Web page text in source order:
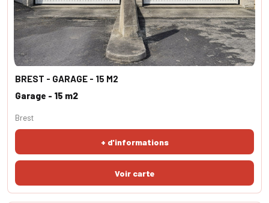
BREST - GARAGE - 15 M2
Garage - 15 m2
+ d'informations
Brest